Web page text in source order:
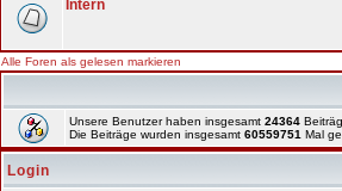
Intern
Alle Foren als gelesen markieren
Unsere Benutzer haben insgesamt 24364
Die Beiträge wurden insgesamt 60559751 Mal
Login